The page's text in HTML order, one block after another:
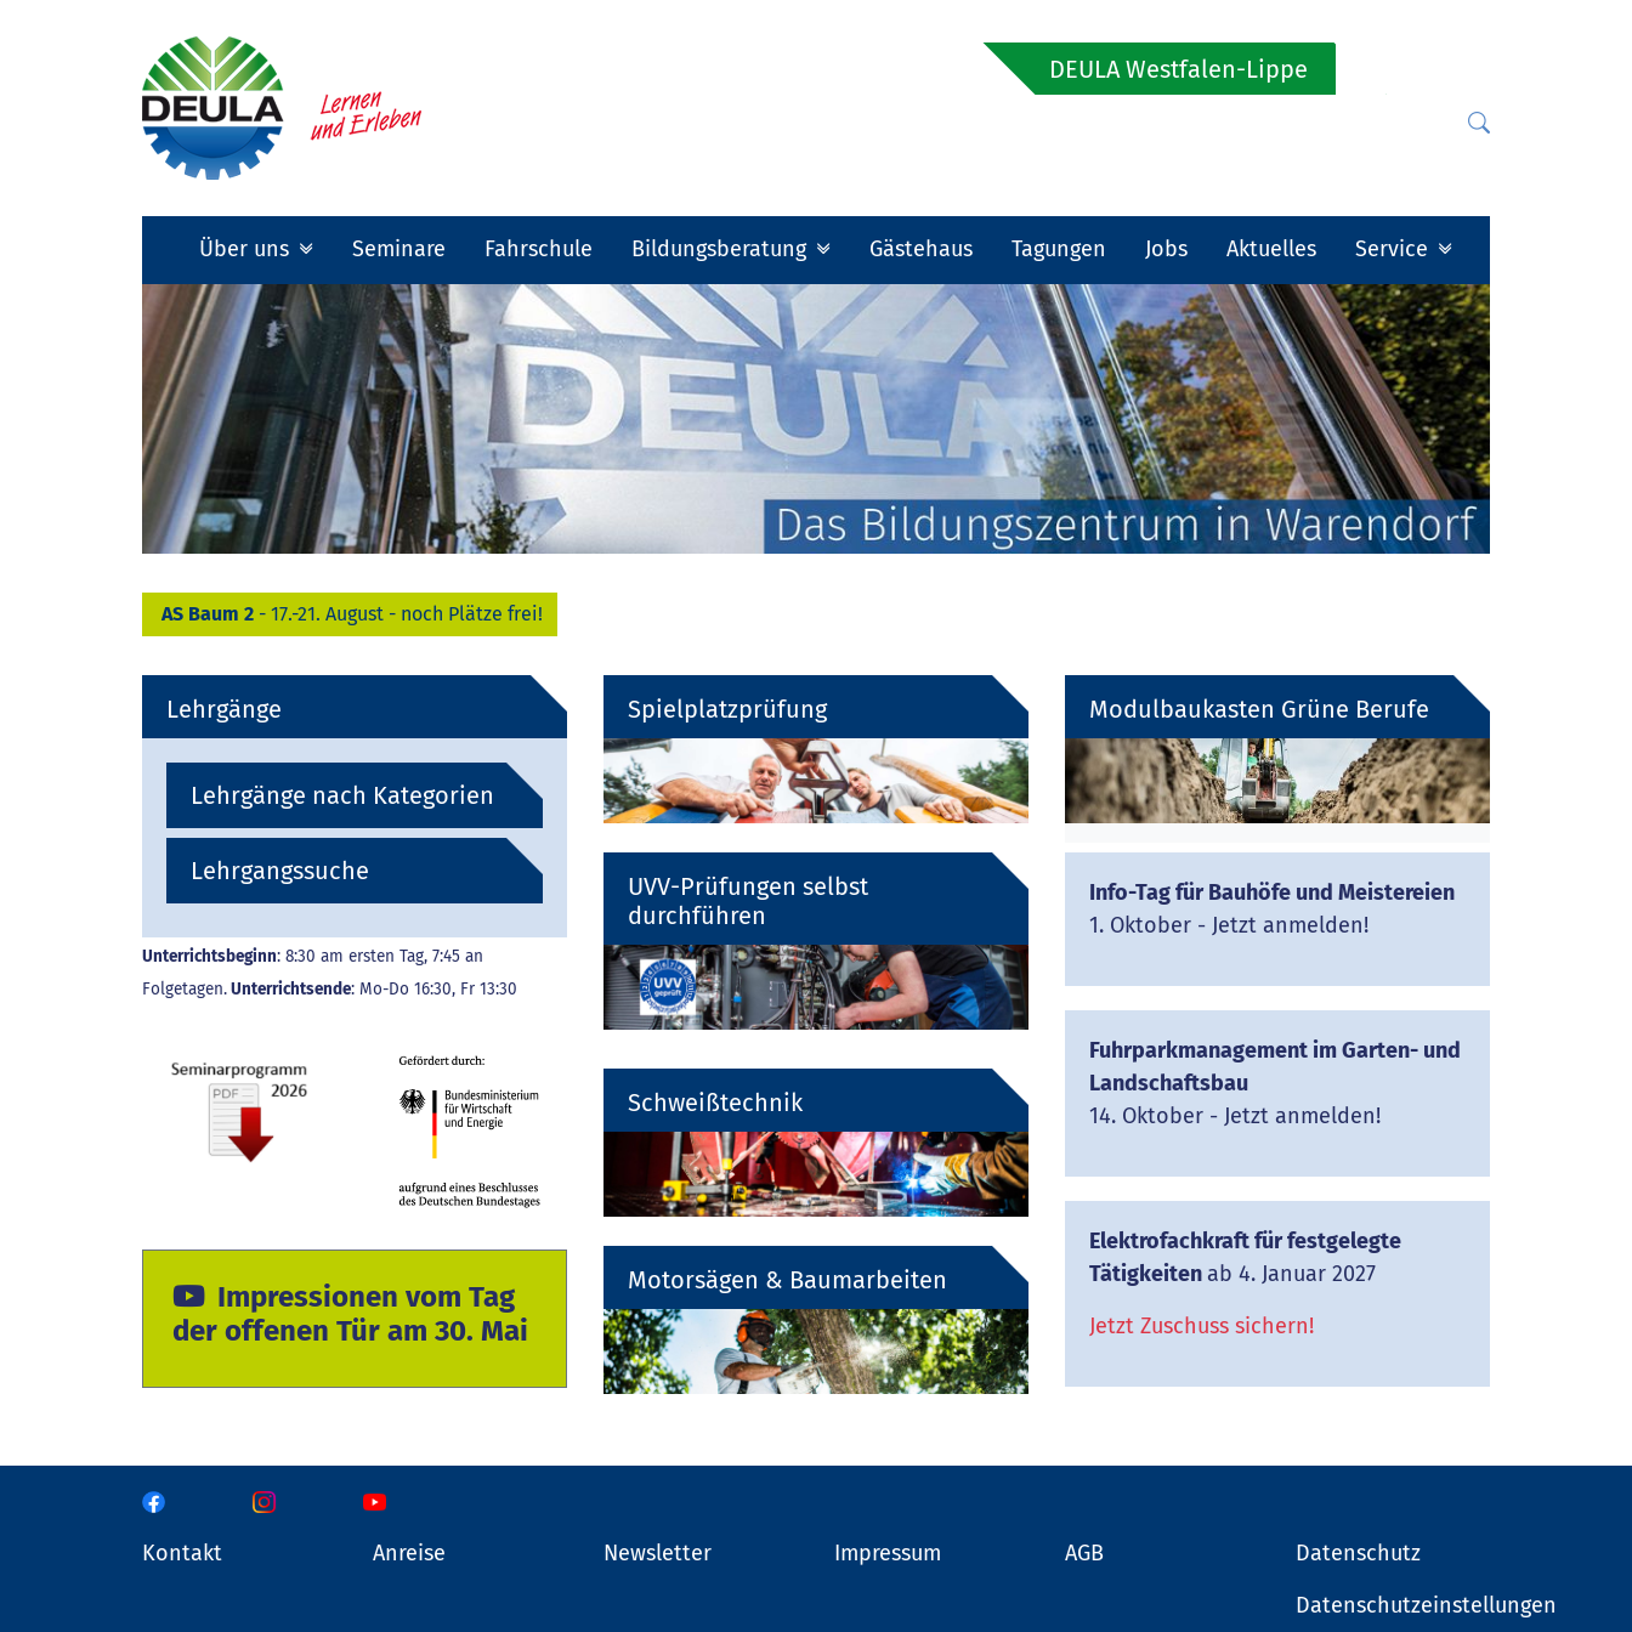
DEULA Westfalen-Lippe
Über uns Seminare Fahrschule Bildungsberatung Gästehaus Tagungen Jobs Aktuelles Service
AS Baum 2 - 17.-21. August - noch Plätze frei!
Lehrgänge
Lehrgänge nach Kategorien
Lehrgangssuche
Unterrichtsbeginn: 8:30 am ersten Tag, 7:45 an
Folgetagen.Unterrichtsende: Mo-Do 16:30, Fr 13:30
Impressionen vom Tag
der offenen Tür am 30. Mai
Spielplatzprüfung
UVV-Prüfungen selbst
durchführen
Schweißtechnik
Motorsägen & Baumarbeiten
Modulbaukasten Grüne Berufe
Info-Tag für Bauhöfe und Meistereien
1. Oktober - Jetzt anmelden!
Fuhrparkmanagement im Garten- und
Landschaftsbau
14. Oktober - Jetzt anmelden!
Elektrofachkraft für festgelegte
Tätigkeiten ab 4. Januar 2027
Jetzt Zuschuss sichern!
Kontakt Anreise Newsletter Impressum AGB
Datenschutz
Datenschutzeinstellungen